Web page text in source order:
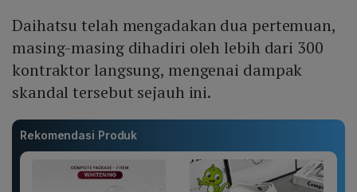
Daihatsu telah mengadakan dua pertemuan,
masing-masing dihadiri oleh lebih dari 300
kontraktor langsung, mengenai dampak
skandal tersebut sejauh ini.
Rekomendasi Produk